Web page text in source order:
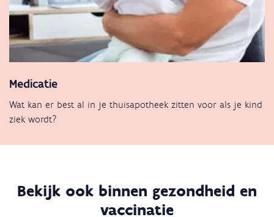
Medicatie
Wat kan er best al in je thuisapotheek zitten voor als je kind
ziek wordt?
Bekijk ook binnen gezondheid en
vaccinatie